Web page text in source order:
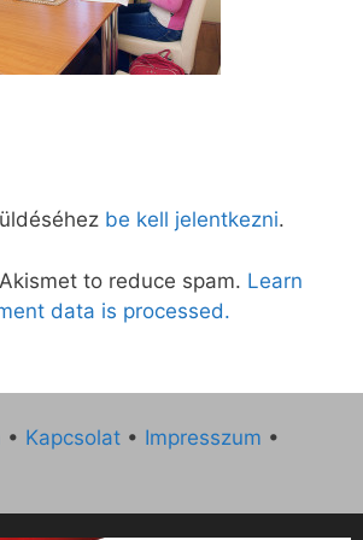
be kell jelentkezni.
to reduce spam. Learn
data is processed.
• Kapcsolat • Impresszum •